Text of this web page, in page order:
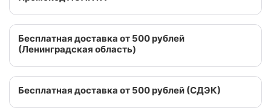
Бесплатная доставка от 500 рублей
(Ленинградская область)
Бесплатная доставка от 500 рублей (СДЭК)